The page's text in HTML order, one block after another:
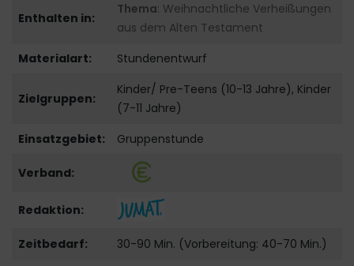
Enthalten in:
Thema: Weihnachtliche Verheißungen
aus dem Alten Testament
Materialart:
Stundenentwurf
Zielgruppen:
Kinder/ Pre-Teens (10-13 Jahre), Kinder
(7-11 Jahre)
Einsatzgebiet:
Gruppenstunde
Verband:
Redaktion:
Zeitbedarf:
30-90 Min. (Vorbereitung: 40-70 Min.)